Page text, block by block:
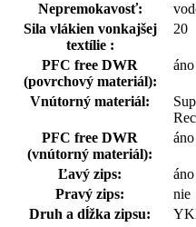
Nepremokavosť:
Sila vlákien vonkajšej
textílie :
20
PFC free DWR
(povrchový materiál):
áno
Vnútorný materiál:
PFC free DWR
(vnútorný materiál):
áno
Ľavý zips:
áno
Pravý zips:
nie
Druh a dĺžka zipsu: